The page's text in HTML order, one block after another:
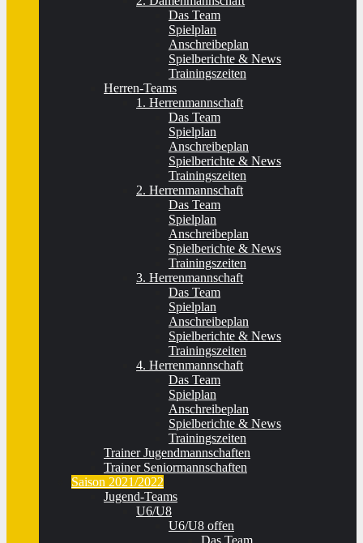
Das Team
Spielplan
Anschreibeplan
Spielberichte & News
Trainingszeiten
Herren-Teams
1. Herrenmannschaft
Das Team
Spielplan
Anschreibeplan
Spielberichte & News
Trainingszeiten
2. Herrenmannschaft
Das Team
Spielplan
Anschreibeplan
Spielberichte & News
Trainingszeiten
3. Herrenmannschaft
Das Team
Spielplan
Anschreibeplan
Spielberichte & News
Trainingszeiten
4. Herrenmannschaft
Das Team
Spielplan
Anschreibeplan
Spielberichte & News
Trainingszeiten
Trainer Jugendmannschaften
Trainer Seniormannschaften
Saison 2021/2022
Jugend-Teams
U6/U8
U6/U8 offen
Das Team